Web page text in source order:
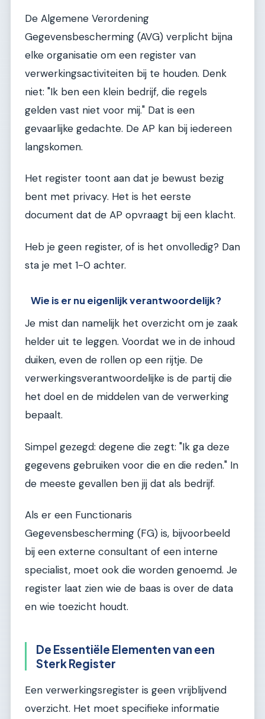
De Algemene Verordening
Gegevensbescherming (AVG) verplicht bijna
elke organisatie om een register van
verwerkingsactiviteiten bij te houden. Denk
niet: "Ik ben een klein bedrijf, die regels
gelden vast niet voor mij." Dat is een
gevaarlijke gedachte. De AP kan bij iedereen
langskomen.
Het register toont aan dat je bewust bezig
bent met privacy. Het is het eerste
document dat de AP opvraagt bij een klacht.
Heb je geen register, of is het onvolledig? Dan
sta je met 1-0 achter.
Wie is er nu eigenlijk verantwoordelijk?
Je mist dan namelijk het overzicht om je zaak
helder uit te leggen. Voordat we in de inhoud
duiken, even de rollen op een rijtje. De
verwerkingsverantwoordelijke is de partij die
het doel en de middelen van de verwerking
bepaalt.
Simpel gezegd: degene die zegt: "Ik ga deze
gegevens gebruiken voor die en die reden." In
de meeste gevallen ben jij dat als bedrijf.
Als er een Functionaris
Gegevensbescherming (FG) is, bijvoorbeeld
bij een externe consultant of een interne
specialist, moet ook die worden genoemd. Je
register laat zien wie de baas is over de data
en wie toezicht houdt.
De Essentiële Elementen van een
Sterk Register
Een verwerkingsregister is geen vrijblijvend
overzicht. Het moet specifieke informatie